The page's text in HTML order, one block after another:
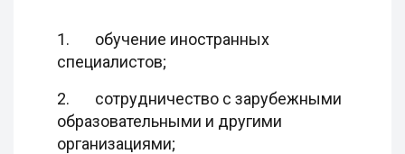
1. обучение иностранных
специалистов;
2. сотрудничество с зарубежными
образовательными и другими
организациями;